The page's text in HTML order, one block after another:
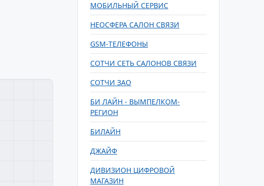
МОБИЛЬНЫЙ СЕРВИС
НЕОСФЕРА САЛОН СВЯЗИ
GSM-ТЕЛЕФОНЫ
СОТЧИ СЕТЬ САЛОНОВ СВЯЗИ
СОТЧИ ЗАО
БИ ЛАЙН - ВЫМПЕЛКОМ-
РЕГИОН
БИЛАЙН
ДЖАЙФ
ДИВИЗИОН ЦИФРОВОЙ
МАГАЗИН